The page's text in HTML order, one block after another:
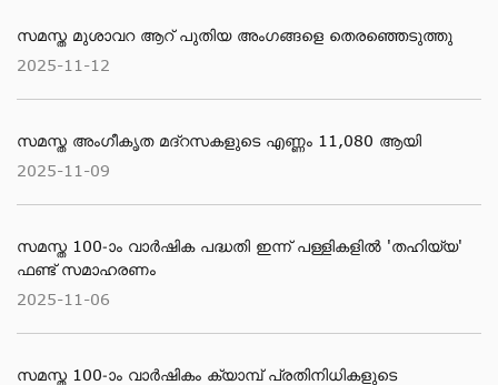
സമസ്ത മുശാവറ ആറ് പുതിയ അംഗങ്ങളെ തെരഞ്ഞെടുത്തു
2025-11-12
സമസ്ത അംഗീകൃത മദ്റസകളുടെ എണ്ണം 11,080 ആയി
2025-11-09
സമസ്ത 100-ാം വാര്‍ഷിക പദ്ധതി ഇന്ന് പള്ളികളില്‍ 'തഹിയ്യ'
ഫണ്ട് സമാഹരണം
2025-11-06
സമസ്ത 100-ാം വാര്‍ഷികം ക്യാമ്പ് പ്രതിനിധികളുടെ